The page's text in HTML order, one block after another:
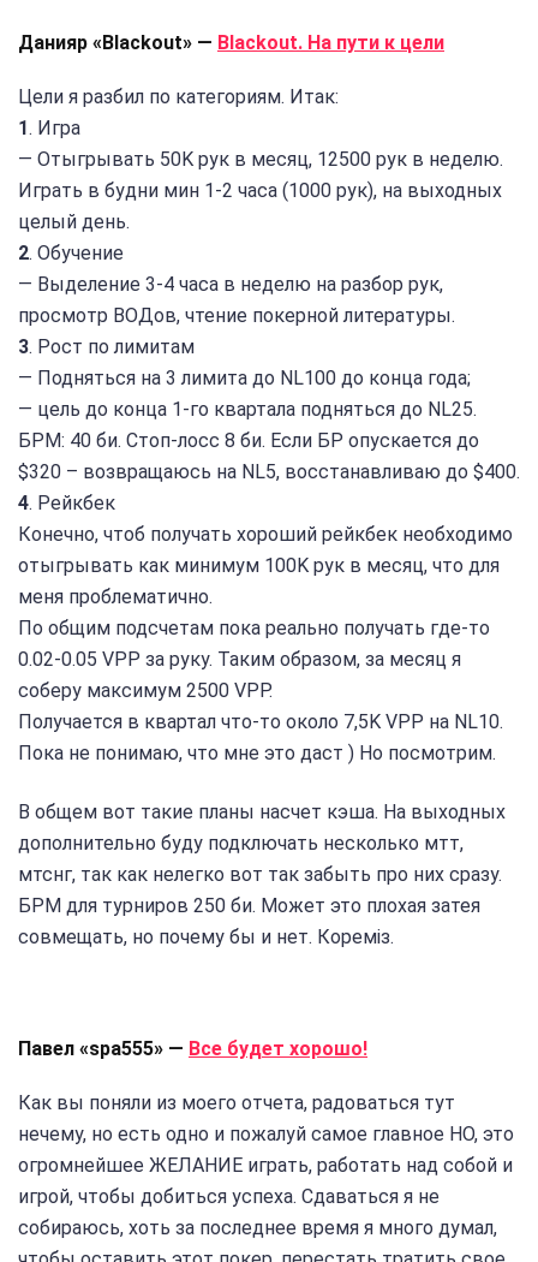
Данияр «Blackout» — Blackout. На пути к цели
Цели я разбил по категориям. Итак:
1. Игра
— Отыгрывать 50K рук в месяц, 12500 рук в неделю.
Играть в будни мин 1-2 часа (1000 рук), на выходных
целый день.
2. Обучение
— Выделение 3-4 часа в неделю на разбор рук,
просмотр ВОДов, чтение покерной литературы.
3. Рост по лимитам
— Подняться на 3 лимита до NL100 до конца года;
— цель до конца 1-го квартала подняться до NL25.
БРМ: 40 би. Стоп-лосс 8 би. Если БР опускается до
$320 – возвращаюсь на NL5, восстанавливаю до $400.
4. Рейкбек
Конечно, чтоб получать хороший рейкбек необходимо
отыгрывать как минимум 100K рук в месяц, что для
меня проблематично.
По общим подсчетам пока реально получать где-то
0.02-0.05 VPP за руку. Таким образом, за месяц я
соберу максимум 2500 VPP.
Получается в квартал что-то около 7,5K VPP на NL10.
Пока не понимаю, что мне это даст ) Но посмотрим.
В общем вот такие планы насчет кэша. На выходных
дополнительно буду подключать несколько мтт,
мтснг, так как нелегко вот так забыть про них сразу.
БРМ для турниров 250 би. Может это плохая затея
совмещать, но почему бы и нет. Коремiз.
Павел «spa555» — Все будет хорошо!
Как вы поняли из моего отчета, радоваться тут
нечему, но есть одно и пожалуй самое главное НО, это
огромнейшее ЖЕЛАНИЕ играть, работать над собой и
игрой, чтобы добиться успеха. Сдаваться я не
собираюсь, хоть за последнее время я много думал,